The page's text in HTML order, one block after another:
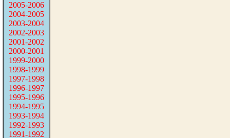
2005-2006
2004-2005
2003-2004
2002-2003
2001-2002
2000-2001
1999-2000
1998-1999
1997-1998
1996-1997
1995-1996
1994-1995
1993-1994
1992-1993
1991-1992